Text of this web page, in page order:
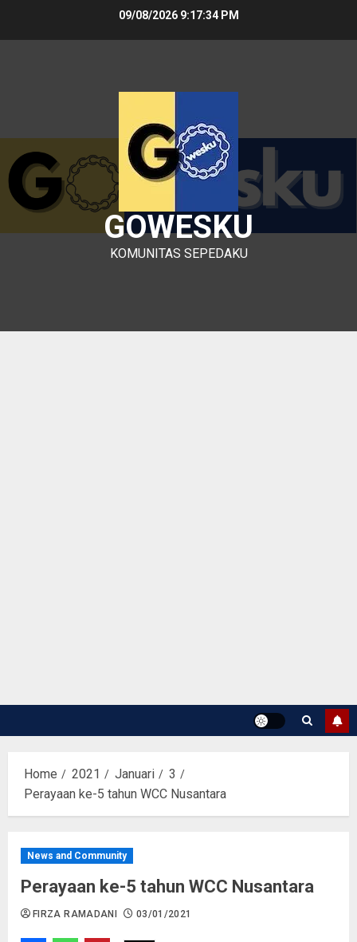
09/08/2026 9:17:35 PM
GOWESKU
KOMUNITAS SEPEDAKU
Home 2021 Januari
3
Perayaan ke-5 tahun WCC Nusantara
News and Community
Perayaan ke-5 tahun WCC Nusantara
FIRZA RAMADANI 03/01/2021